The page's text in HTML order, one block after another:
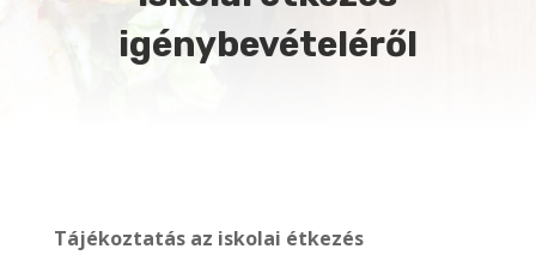
igénybevételéről
Tájékoztatás az iskolai étkezés